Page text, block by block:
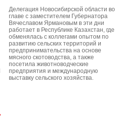
Делегация Новосибирской области во
главе с заместителем Губернатора
Вячеславом Ярмановым в эти дни
работает в Республике Казахстан, где
обменялась с коллегами опытом по
развитию сельских территорий и
предпринимательства на основе
мясного скотоводства, а также
посетила животноводческие
предприятия и международную
выставку сельского хозяйства.